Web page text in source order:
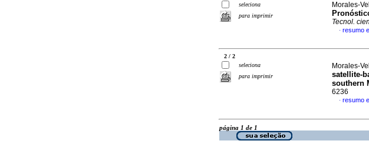
seleciona
para imprimir
Morales-
Tecnol.
· resumo
2 / 2
seleciona
para imprimir
Morales-
satellite-
southern
6236
· resumo
página 1 de 1